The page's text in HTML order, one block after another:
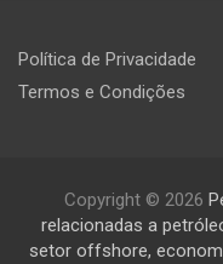
Política de Privacidade
Termos e Condições
Copyright © 2026
relacionadas a
setor offshore,